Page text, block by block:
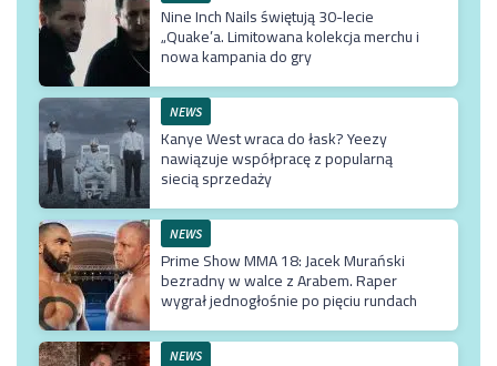
Nine Inch Nails świętują 30-lecie
„Quake’a. Limitowana kolekcja merchu i
nowa kampania do gry
NEWS
Kanye West wraca do łask? Yeezy
nawiązuje współpracę z popularną
siecią sprzedaży
NEWS
Prime Show MMA 18: Jacek Murański
bezradny w walce z Arabem. Raper
wygrał jednogłośnie po pięciu rundach
NEWS